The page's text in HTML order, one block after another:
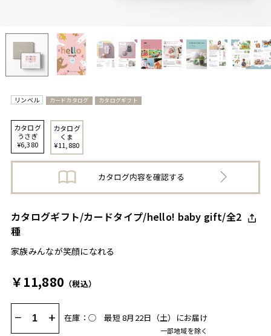
リンベル カードカタログ カタログギフト
カタログ
うさぎ
¥6,380
カタログ
くま
¥11,880
カタログギフト/カードタイプ/hello! baby gift/全2
種
家族みんなが笑顔になれる
￥11,880 （税込）
− + 在庫：◯ 最短 8月22日（土）にお届け
一部地域を除く